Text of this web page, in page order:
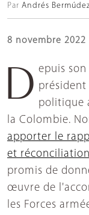
Par Andrés
8 novembre 2022
Depuis son arrivée au pouvoir en août, le président
politique
la Colombie.
apporter le
et réconciliation
promis de
œuvre de
les Forces